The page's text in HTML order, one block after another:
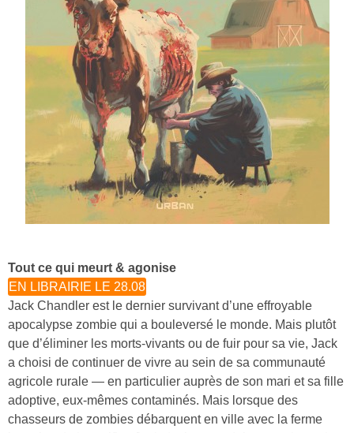
Tout ce qui meurt & agonise
EN LIBRAIRIE LE 28.08
Jack Chandler est le dernier survivant d’une effroyable
apocalypse zombie qui a bouleversé le monde. Mais plutôt
que d’éliminer les morts-vivants ou de fuir pour sa vie, Jack
a choisi de continuer de vivre au sein de sa communauté
agricole rurale — en particulier auprès de son mari et sa fille
adoptive, eux-mêmes contaminés. Mais lorsque des
chasseurs de zombies débarquent en ville avec la ferme